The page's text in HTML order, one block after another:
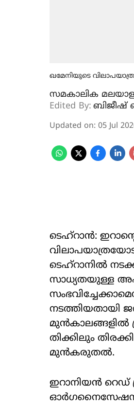
ഖമേനിയുടെ
സമകാലിക
Edited By:
Updated on: 05 Jul
ടെഹ്റാന്‍:
ടെഹ്റാനില്‍
സാധ്യതയുള്ള
നടത്തിയതായി
മുന്‍കാലങ്ങളില്‍
തിക്കിലും
മുന്‍കരുതല്‍.
ഇറാനിയന്‍ റെഡ്
ഓര്‍ഗനൈസേഷനും